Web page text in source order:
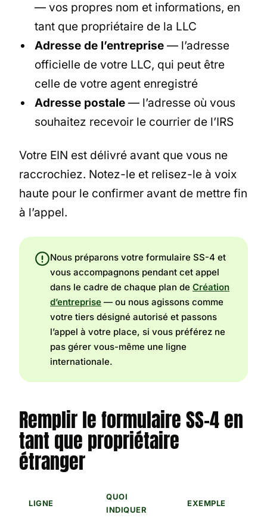
— vos propres nom et informations, en
tant que propriétaire de la LLC
Adresse de l’entreprise— l’adresse
officielle de votre LLC, qui peut être
celle de votre agent enregistré
Adresse postale— l’adresse où vous
souhaitez recevoir le courrier de l’IRS
Votre EIN est délivré avant que vous ne
raccrochiez. Notez-le et relisez-le à voix
haute pour le confirmer avant de mettre fin
à l’appel.
Nous préparons votre formulaire SS-4 et
vous accompagnons pendant cet appel
dans le cadre de chaque plan de Création
d’entreprise — ou nous agissons comme
votre tiers désigné autorisé et passons
l’appel à votre place, si vous préférez ne
pas gérer vous-même une ligne
internationale.
Remplir le formulaire SS-4 en
tant que propriétaire
étranger
LIGNE
QUOI
INDIQUER
EXEMPLE